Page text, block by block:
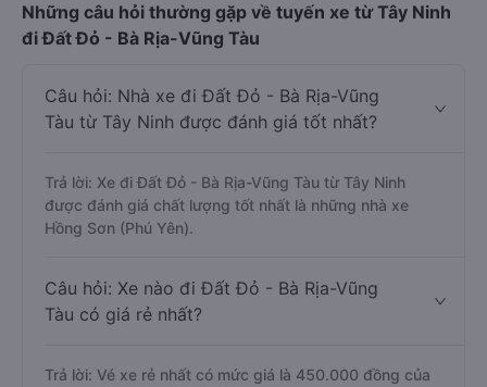
Những câu hỏi thường gặp về tuyến xe từ Tây Ninh
đi Đất Đỏ - Bà Rịa-Vũng Tàu
Câu hỏi: Nhà xe đi Đất Đỏ - Bà Rịa-Vũng
Tàu từ Tây Ninh được đánh giá tốt nhất?
Trả lời: Xe đi Đất Đỏ - Bà Rịa-Vũng Tàu từ Tây Ninh
được đánh giá chất lượng tốt nhất là những nhà xe
Hồng Sơn (Phú Yên).
Câu hỏi: Xe nào đi Đất Đỏ - Bà Rịa-Vũng
Tàu có giá rẻ nhất?
Trả lời: Vé xe rẻ nhất có mức giá là 450.000 đồng của